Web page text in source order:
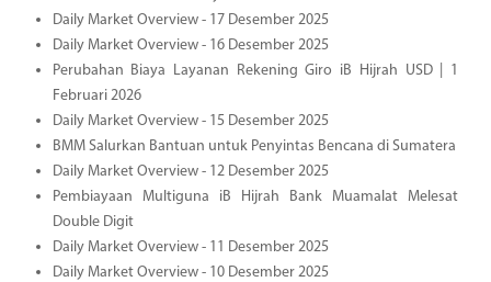
Daily Market Overview - 17 Desember 2025
Daily Market Overview - 16 Desember 2025
Perubahan Biaya Layanan Rekening Giro iB Hijrah USD | 1
Februari 2026
Daily Market Overview - 15 Desember 2025
BMM Salurkan Bantuan untuk Penyintas Bencana di Sumatera
Daily Market Overview - 12 Desember 2025
Pembiayaan Multiguna iB Hijrah Bank Muamalat Melesat
Double Digit
Daily Market Overview - 11 Desember 2025
Daily Market Overview - 10 Desember 2025